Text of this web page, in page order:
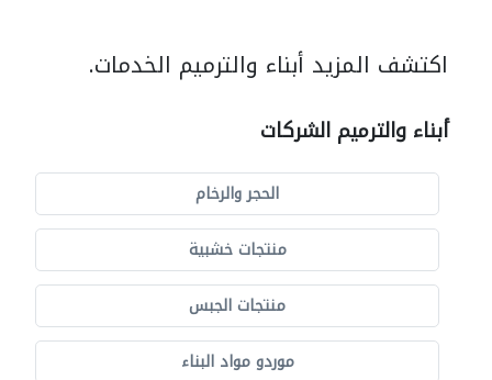
اكتشف المزيد أبناء والترميم الخدمات.
أبناء والترميم الشركات
الحجر والرخام
منتجات خشبية
منتجات الجبس
موردو مواد البناء